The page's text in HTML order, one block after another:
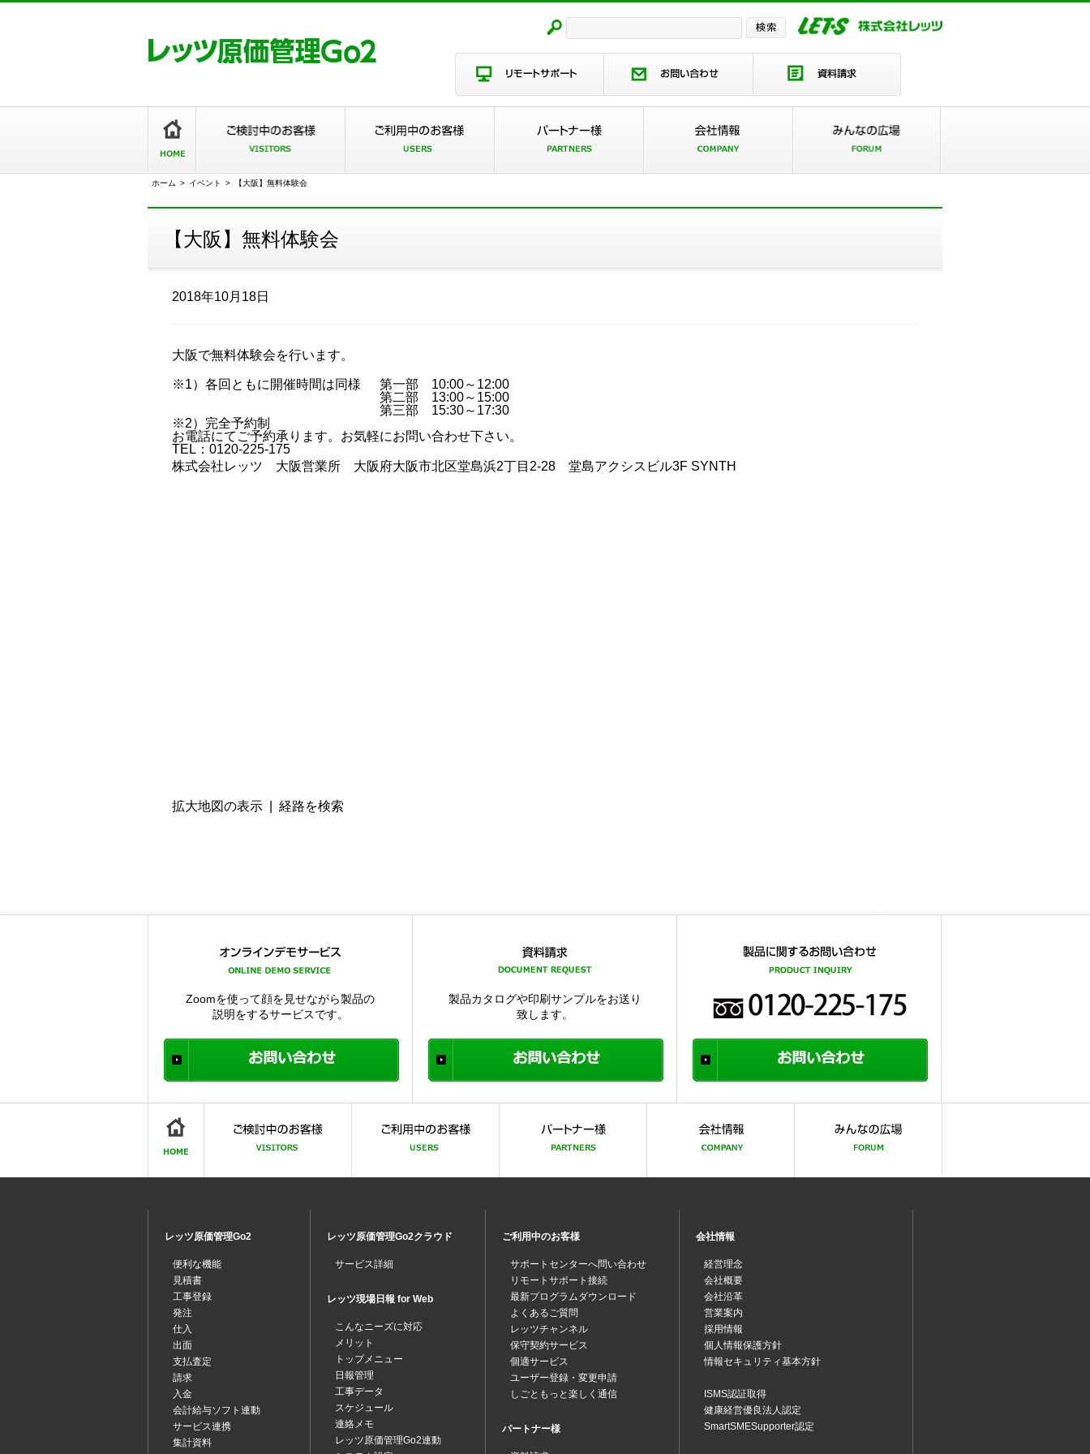
ホーム > イベント > 【大阪】無料体験会
【大阪】無料体験会
2018年10月18日
大阪で無料体験会を行います。
※1）各回ともに開催時間は同様
第一部 10:00～12:00
第二部 13:00～15:00
第三部 15:30～17:30
※2）完全予約制
お電話にてご予約承ります。お気軽にお問い合わせ下さい。
TEL：0120-225-175
株式会社レッツ 大阪営業所 大阪府大阪市北区堂島浜2丁目2-28 堂島アクシスビル3F SYNTH
拡大地図の表示 経路を検索
Zoomを使って顔を見せながら製品の
説明をするサービスです。
製品カタログや印刷サンプルをお送り
致します。
レッツ原価管理Go2
便利な機能
見積書
工事登録
発注
仕入
出面
支払査定
請求
入金
会計給与ソフト連動
サービス連携
集計資料
レッツ原価管理Go2クラウド
サービス詳細
レッツ現場日報 for Web
こんなニーズに対応
メリット
トップメニュー
日報管理
工事データ
スケジュール
連絡メモ
レッツ原価管理Go2連動
ご利用中のお客様
サポートセンターへ問い合わせ
リモートサポート接続
最新プログラムダウンロード
よくあるご質問
レッツチャンネル
保守契約サービス
個適サービス
ユーザー登録・変更申請
しごともっと楽しく通信
パートナー様
会社情報
経営理念
会社概要
会社沿革
営業案内
採用情報
個人情報保護方針
情報セキュリティ基本方針
ISMS認証取得
健康経営優良法人認定
SmartSMESupporter認定